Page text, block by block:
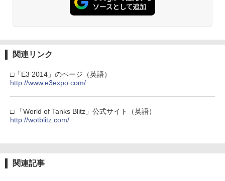
カー特典:【坤と離】二振りの剣、十翼よ
り来たる！スタジオ描き下ろしイラスト
ボード付) [Blu-ray]
￥10,780
関連リンク
□「E3 2014」のページ（英語）
http://www.e3expo.com/
□ 「World of Tanks Blitz」公式サイト（英語）
http://wotblitz.com/
関連記事